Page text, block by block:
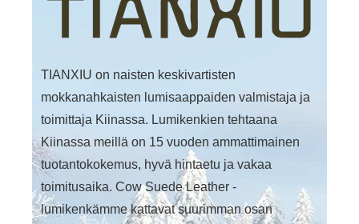
TIANXIU on naisten keskivartisten
mokkanahkaisten lumisaappaiden valmistaja ja
toimittaja Kiinassa. Lumikenkien tehtaana
Kiinassa meillä on 15 vuoden ammattimainen
tuotantokokemus, hyvä hintaetu ja vakaa
toimitusaika. Cow Suede Leather -
lumikenkämme kattavat suurimman osan